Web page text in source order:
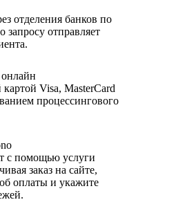
отделения банков по
запросу отправляет
Visa, MasterCard
процессингового
с помощью услуги
заказ на сайте,
оплаты и укажите